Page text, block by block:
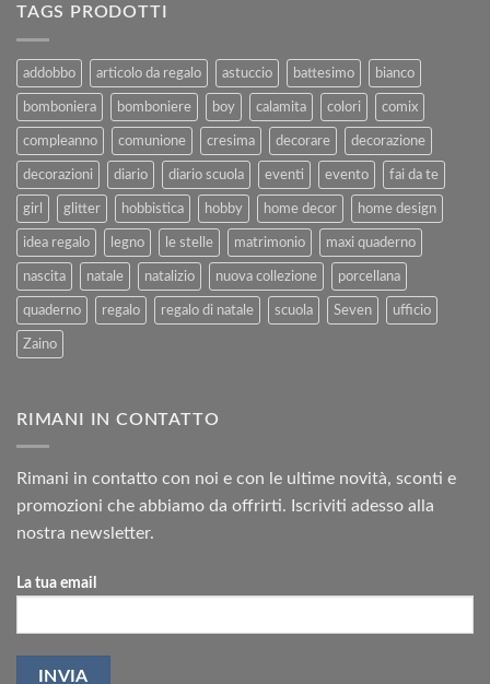
Rimborso
2025
TAGS PRODOTTI
addobbo articolo da regalo astuccio battesimo bianco
bomboniera bomboniere boy calamita colori comix
compleanno comunione cresima decorare decorazione
decorazioni diario diario scuola eventi evento fai da te
girl glitter hobbistica hobby home decor home design
idea regalo legno le stelle matrimonio maxi quaderno
nascita natale natalizio nuova collezione porcellana
quaderno regalo regalo di natale scuola Seven ufficio
Zaino
RIMANI IN CONTATTO
Rimani in contatto con noi e con le ultime novità, sconti e
promozioni che abbiamo da offrirti. Iscriviti adesso alla
nostra newsletter.
La tua email